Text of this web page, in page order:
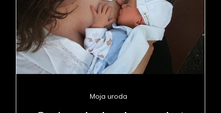
Moja uroda